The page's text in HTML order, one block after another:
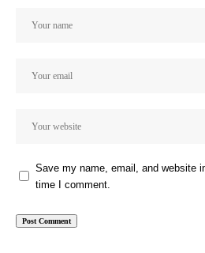
Save my name, email, and website
time I comment.